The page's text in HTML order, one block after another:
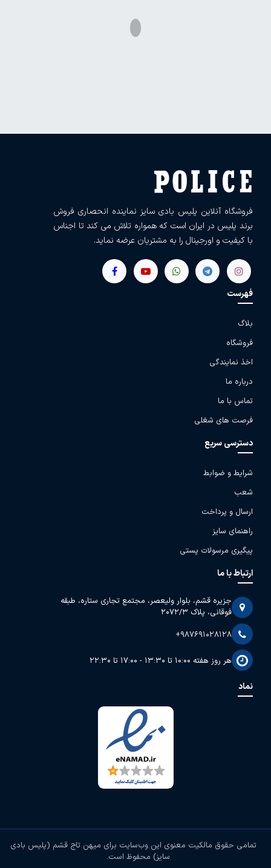
فروشگاه آنلاین پلیس بادی سایز نماینده انحصاری فروش
برند پلیس در ایران است که همواره تلاش می کند تا اجناس
با کیفیت و اورجینال را به مشتریان عرضه نماید.
فهرست
بلاگ
فروشگاه
اخذ نمایندگی
درباره ما
تماس با ما
فرصت های شغلی
دسترسی سریع
شرایط و ضوابط
شعب
ارسال و پرداخت
راهنمای سایز
پیگیری مرسولات پستی
ارتباط با ما
جزیره قشم، بلوار ولیعصر، مجتمع تجاری ستاره، طبقه
فوقانی، پلاک 2072/3
+987691028128
هر روز هفته 10:00 تا 13:30 - 17:00 تا 22:30
نماد
تمامی حقوق مالکیت معنوی این وب‌سایت برای میهن تاج قشم (پلیس بادی
سایز) محفوظ است.